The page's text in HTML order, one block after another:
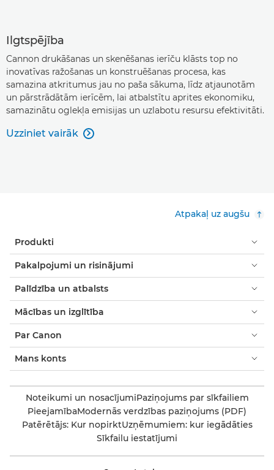
Ilgtspējība
Cannon drukāšanas un skenēšanas ierīču klāsts top no
inovatīvas ražošanas un konstruēšanas procesa, kas
samazina atkritumus jau no paša sākuma, līdz atjaunotām
un pārstrādātām ierīcēm, lai atbalstītu aprites ekonomiku,
samazinātu oglekļa emisijas un uzlabotu resursu efektivitāti.
Uzziniet vairāk 
Atpakaļ uz augšu
Produkti
Pakalpojumi un risinājumi
Palīdzība un atbalsts
Mācības un izglītība
Par Canon
Mans konts
Noteikumi un nosacījumiPaziņojums par sīkfailiem
PieejamībaModernās verdzības paziņojums (PDF)
Patērētājs: Kur nopirktUzņēmumiem: kur iegādāties
Sīkfailu iestatījumi